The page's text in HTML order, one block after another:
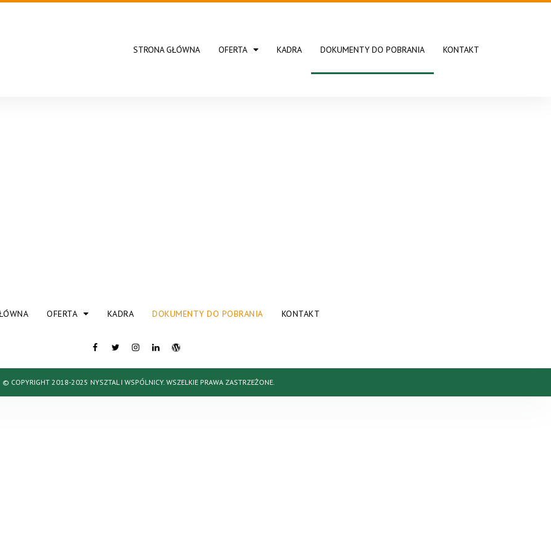
STRONA GŁÓWNA OFERTA KADRA DOKUMENTY DO POBRANIA KONTAKT
OFERTA KADRA DOKUMENTY DO POBRANIA KONTAKT
© COPYRIGHT 2018-2025 NYSZTAL I WSPÓLNICY. WSZELKIE PRAWA ZASTRZEŻONE.